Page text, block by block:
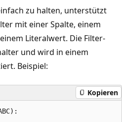
zu halten, unterstützt
mit einer Spalte, einem
Literalwert. Die Filter-
und wird in einem
Beispiel:
Kopieren